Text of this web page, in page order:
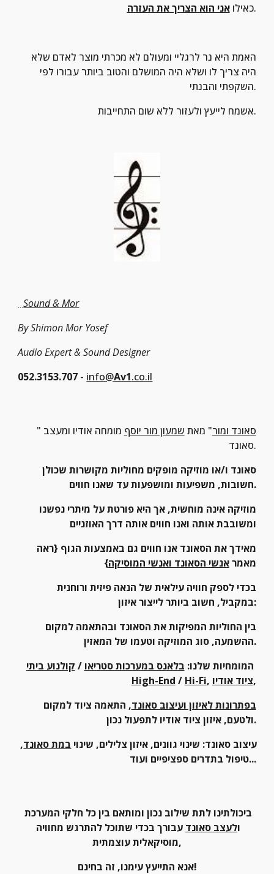
כאילו אני הוא הצריך את העזרה .
השקפתי והבנתי.
אשמח לייעץ ולעזור ללא שום התחייבות.
...Sound & Mor
By Shimon Mor Yosef
Audio Expert & Sound Designer
052.3153.707 - info@Av1.co.il
" סאונד ומור" מאת שמעון מור יוסף
סאונד.
חשובות, משפיעות ומושפעות עד שאנו חווים.
ומשובבת אותה ואנו חווים אותה דרך האוזניים
מאמר אנשי הסאונד ואנשי המוסיקה}
במקביל, חשוב ביותר לייצור איזון:
ההשמעה, סוג המוזיקה וטעמו של המאזין.
המומחיות שלנו: בלאנס במערכות סטריאו / קולנוע ביתי
High-End / Hi-Fi, ציוד אודיו,
בפתרונות לאיזון ועיצוב סאונד
ולטעם, איזון ציוד אודיו לתפעול נכון.
עיצוב סאונד: שינוי גוונים, איזון צלילים, שינוי במת סאונד
טיפול בתדרים ספציפיים ועוד...
ולעצב סאונד
מוסיקאלית עוצמתית,
אנא התייעץ עימנו, זה בחינם!